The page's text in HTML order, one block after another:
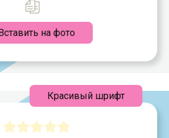
на фото
Красивый шрифт